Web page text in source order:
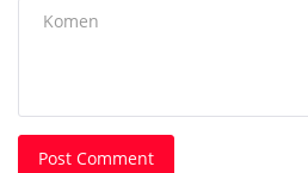
Post Comment